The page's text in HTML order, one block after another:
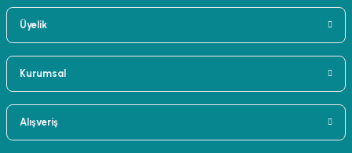
Üyelik
Kurumsal
Alışveriş